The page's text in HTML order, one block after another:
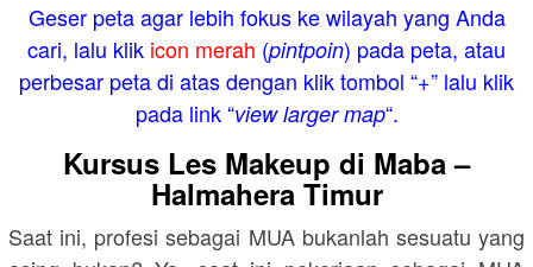
Geser peta agar lebih fokus ke wilayah yang Anda
cari, lalu klik icon merah (pintpoin) pada peta, atau
perbesar peta di atas dengan klik tombol “+” lalu klik
pada link “view larger map“.
Kursus Les Makeup di Maba –
Halmahera Timur
Saat ini, profesi sebagai MUA bukanlah sesuatu yang